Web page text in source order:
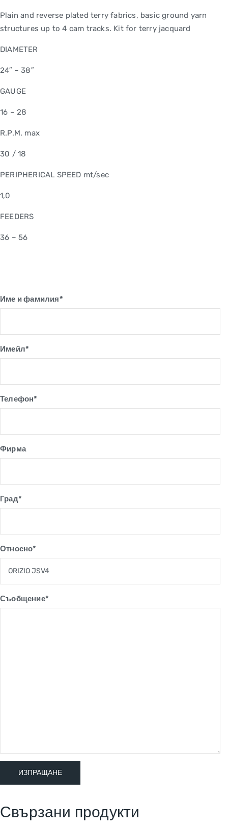
Plain and reverse plated terry fabrics, basic ground yarn
structures up to 4 cam tracks. Kit for terry jacquard
DIAMETER
24″ – 38″
GAUGE
16 – 28
R.P.M. max
30 / 18
PERIPHERICAL SPEED mt/sec
1,0
FEEDERS
36 – 56
Име и фамилия*
Имейл*
Телефон*
Фирма
Град*
Относно*
Съобщение*
Свързани продукти